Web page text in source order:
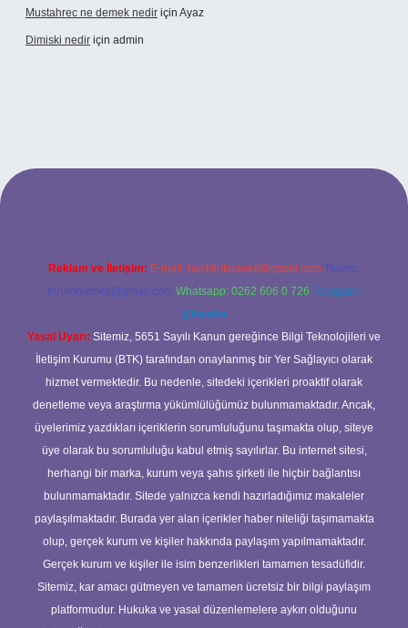
Mustahrec ne demek nedir için Ayaz
Dimiski nedir için admin
Reklam ve İletişim: E-mail: backlinkpaneli@gmail.com Teams:
forumhizmeti@gmail.com Whatsapp: 0262 606 0 726 Telegram:
@karabul
Yasal Uyarı: Sitemiz, 5651 Sayılı Kanun gereğince Bilgi Teknolojileri ve
İletişim Kurumu (BTK) tarafından onaylanmış bir Yer Sağlayıcı olarak
hizmet vermektedir. Bu nedenle, sitedeki içerikleri proaktif olarak
denetleme veya araştırma yükümlülüğümüz bulunmamaktadır. Ancak,
üyelerimiz yazdıkları içeriklerin sorumluluğunu taşımakta olup, siteye
üye olarak bu sorumluluğu kabul etmiş sayılırlar. Bu internet sitesi,
herhangi bir marka, kurum veya şahıs şirketi ile hiçbir bağlantısı
bulunmamaktadır. Sitede yalnızca kendi hazırladığımız makaleler
paylaşılmaktadır. Burada yer alan içerikler haber niteliği taşımamakta
olup, gerçek kurum ve kişiler hakkında paylaşım yapılmamaktadır.
Gerçek kurum ve kişiler ile isim benzerlikleri tamamen tesadüfidir.
Sitemiz, kar amacı gütmeyen ve tamamen ücretsiz bir bilgi paylaşım
platformudur. Hukuka ve yasal düzenlemelere aykırı olduğunu